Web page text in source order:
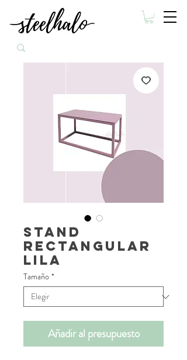
Stand
rectangular
lila
Tamaño *
Añadir al presupuesto